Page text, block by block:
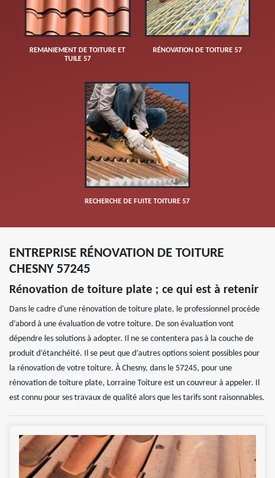
REMANIEMENT DE TOITURE ET
TUILE 57
RÉNOVATION DE TOITURE 57
RECHERCHE DE FUITE TOITURE 57
ENTREPRISE RÉNOVATION DE TOITURE
CHESNY 57245
Rénovation de toiture plate ; ce qui est à retenir
Dans le cadre d'une rénovation de toiture plate, le professionnel procède
d’abord à une évaluation de votre toiture. De son évaluation vont
dépendre les solutions à adopter. Il ne se contentera pas à la couche de
produit d’étanchéité. Il se peut que d’autres options soient possibles pour
la rénovation de votre toiture. À Chesny, dans le 57245, pour une
rénovation de toiture plate, Lorraine Toiture est un couvreur à appeler. Il
est connu pour ses travaux de qualité alors que les tarifs sont raisonnables.